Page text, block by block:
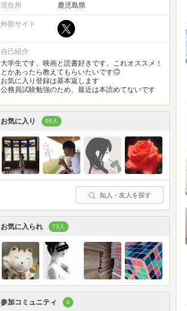
現住所 鹿児島県
外部サイト
自己紹介
大学生です、映画と読書好きです。これオススメ！
とかあったら教えてもらいたいです🙃
お気に入り登録は基本返します
公務員試験勉強のため、最近は本読めてないです
お気に入り 98人
知人・友人を探す
お気に入られ 73人
参加コミュニティ 4